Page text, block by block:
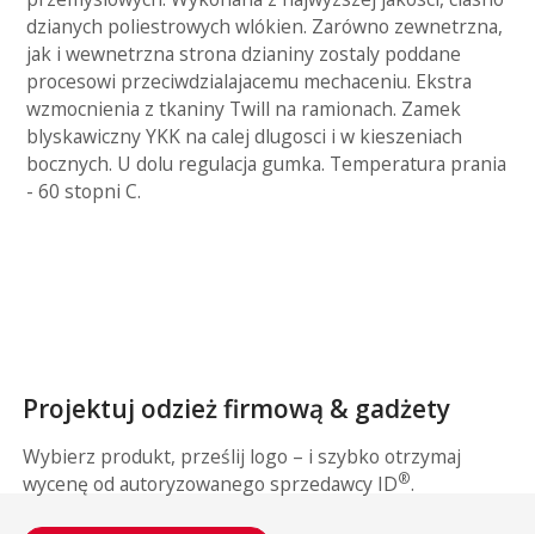
dzianych poliestrowych wlókien. Zarówno zewnetrzna,
jak i wewnetrzna strona dzianiny zostaly poddane
procesowi przeciwdzialajacemu mechaceniu. Ekstra
wzmocnienia z tkaniny Twill na ramionach. Zamek
blyskawiczny YKK na calej dlugosci i w kieszeniach
bocznych. U dolu regulacja gumka. Temperatura prania
- 60 stopni C.
Projektuj odzież firmową & gadżety
Wybierz produkt, prześlij logo – i szybko otrzymaj
wycenę od autoryzowanego sprzedawcy ID®.